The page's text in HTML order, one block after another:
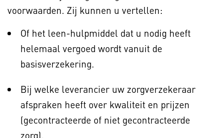
voorwaarden. Zij kunnen u vertellen:
Of het leen-hulpmiddel dat u nodig heeft
helemaal vergoed wordt vanuit de
basisverzekering.
Bij welke leverancier uw zorgverzekeraar
afspraken heeft over kwaliteit en prijzen
(gecontracteerde of niet gecontracteerde
zorg).